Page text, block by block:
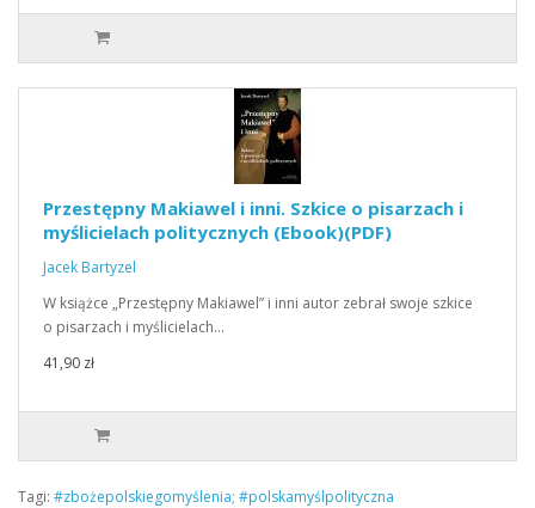
Przestępny Makiawel i inni. Szkice o pisarzach i
myślicielach politycznych (Ebook)(PDF)
Jacek Bartyzel
W książce „Przestępny Makiawel” i inni autor zebrał swoje szkice
o pisarzach i myślicielach…
41,90 zł
Tagi: #zbożepolskiegomyślenia; #polskamyślpolityczna